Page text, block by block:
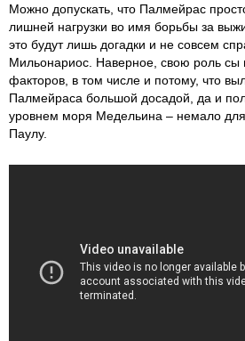
Можно допускать, что Палмейрас
лишней нагрузки во имя борьбы за
это будут лишь догадки и не совсем
Мильонариос. Наверное, свою роль сы
факторов, в том числе и потому, что
Палмейраса большой досадой, да и
уровнем моря Медельина – немало
Паулу.